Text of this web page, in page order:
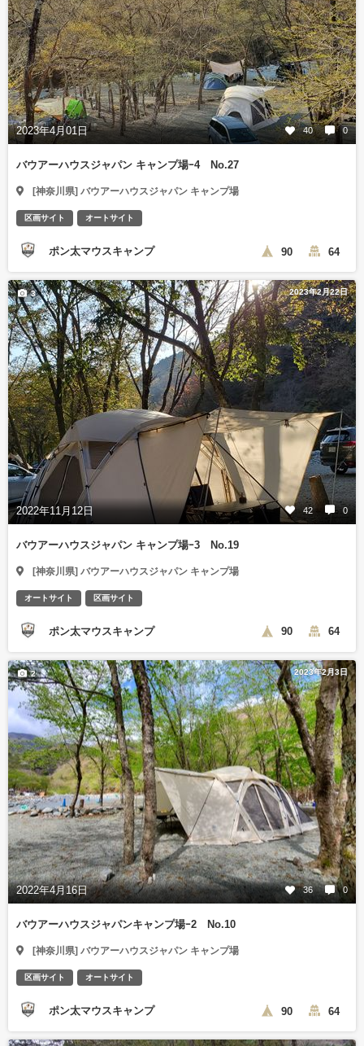
2023年4月01日 40 0
バウアーハウスジャパン キャンプ場ｰ4 No.27
[神奈川県] バウアーハウスジャパン キャンプ場
区画サイト オートサイト
ポン太マウスキャンプ 90 64
2023年2月22日
2022年11月12日 42 0
3
バウアーハウスジャパン キャンプ場ｰ3 No.19
[神奈川県] バウアーハウスジャパン キャンプ場
オートサイト 区画サイト
ポン太マウスキャンプ 90 64
2023年2月3日
2022年4月16日 36 0
2
バウアーハウスジャパンキャンプ場ｰ2 No.10
[神奈川県] バウアーハウスジャパン キャンプ場
区画サイト オートサイト
ポン太マウスキャンプ 90 64